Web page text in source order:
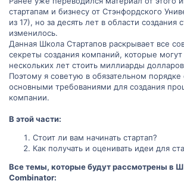
стартапам и бизнесу от Стэнфордского
из 17), но за десять лет в области создания
изменилось.
Данная Школа Стартапов раскрывает все
секреты создания компаний, которые могут
нескольких лет стоить миллиарды
Поэтому я советую в обязательном порядке
основными требованиями для создания
компании.
В этой части:
Стоит ли вам начинать стартап?
Как получать и оценивать идеи для
Все темы, которые будут рассмотрены в
Combinator: